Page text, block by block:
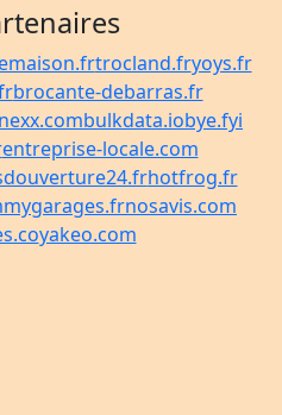
trocland.fryoys.fr
brocante-debarras.fr
bulkdata.iobye.fyi
entreprise-locale.com
hotfrog.fr
mygarages.frnosavis.com
yakeo.com